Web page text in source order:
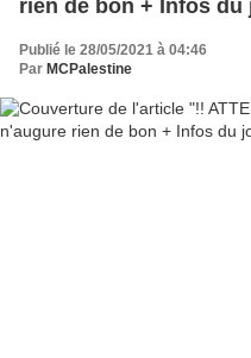
rien de bon + Infos du
Publié le 28/05/2021 à 04:46
Par MCPalestine